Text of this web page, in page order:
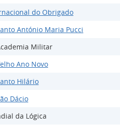
do Obrigado
António Maria Pucci
Militar
Ano Novo
Hilário
Dácio
da Lógica